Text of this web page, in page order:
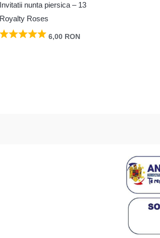
Invitatii nunta piersica – 13
Royalty Roses
6,00 RON